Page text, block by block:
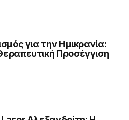
για την Ημικρανία:
Προσέγγιση